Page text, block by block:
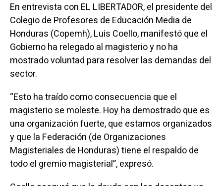
En entrevista con EL LIBERTADOR, el presidente del
Colegio de Profesores de Educación Media de
Honduras (Copemh), Luis Coello, manifestó que el
Gobierno ha relegado al magisterio y no ha
mostrado voluntad para resolver las demandas del
sector.
“Esto ha traído como consecuencia que el
magisterio se moleste. Hoy ha demostrado que es
una organización fuerte, que estamos organizados
y que la Federación (de Organizaciones
Magisteriales de Honduras) tiene el respaldo de
todo el gremio magisterial”, expresó.